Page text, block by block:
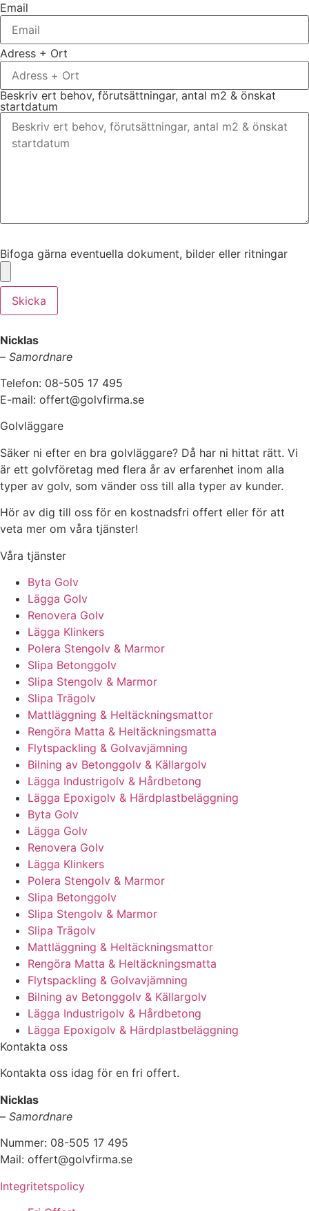
Email
Adress + Ort
Beskriv ert behov, förutsättningar, antal m2 & önskat
startdatum
Bifoga gärna eventuella dokument, bilder eller ritningar
Skicka
Nicklas
– Samordnare
Telefon: 08-505 17 495
E-mail: offert@golvfirma.se
Golvläggare
Säker ni efter en bra golvläggare? Då har ni hittat rätt. Vi
är ett golvföretag med flera år av erfarenhet inom alla
typer av golv, som vänder oss till alla typer av kunder.
Hör av dig till oss för en kostnadsfri offert eller för att
veta mer om våra tjänster!
Våra tjänster
Byta Golv
Lägga Golv
Renovera Golv
Lägga Klinkers
Polera Stengolv & Marmor
Slipa Betonggolv
Slipa Stengolv & Marmor
Slipa Trägolv
Mattläggning & Heltäckningsmattor
Rengöra Matta & Heltäckningsmatta
Flytspackling & Golvavjämning
Bilning av Betonggolv & Källargolv
Lägga Industrigolv & Hårdbetong
Lägga Epoxigolv & Härdplastbeläggning
Byta Golv
Lägga Golv
Renovera Golv
Lägga Klinkers
Polera Stengolv & Marmor
Slipa Betonggolv
Slipa Stengolv & Marmor
Slipa Trägolv
Mattläggning & Heltäckningsmattor
Rengöra Matta & Heltäckningsmatta
Flytspackling & Golvavjämning
Bilning av Betonggolv & Källargolv
Lägga Industrigolv & Hårdbetong
Lägga Epoxigolv & Härdplastbeläggning
Kontakta oss
Kontakta oss idag för en fri offert.
Nicklas
– Samordnare
Nummer: 08-505 17 495
Mail: offert@golvfirma.se
Integritetspolicy